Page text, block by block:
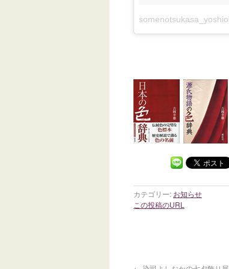
カテゴリー: お知らせ
この投稿のURL